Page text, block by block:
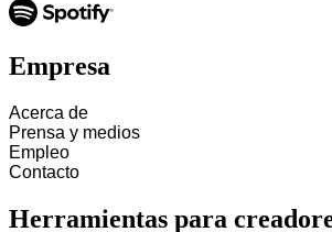
Empresa
Acerca de
Prensa y medios
Empleo
Contacto
Herramientas para